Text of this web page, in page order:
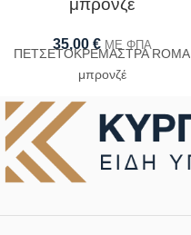
μπρονζέ
35,00 € ΜΕ ΦΠΑ
ΠΕΤΣΕΤΟΚΡΕΜΑΣΤΡΑ ROMA
μπρονζέ